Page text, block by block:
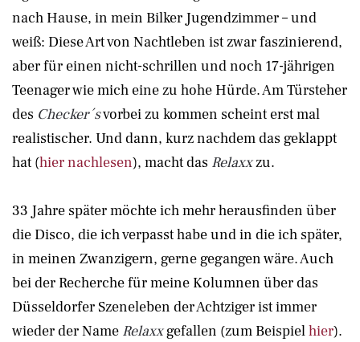
nach Hause, in mein Bilker Jugendzimmer – und
weiß: Diese Art von Nachtleben ist zwar faszinierend,
aber für einen nicht-schrillen und noch 17-jährigen
Teenager wie mich eine zu hohe Hürde. Am Türsteher
des Checker´svorbei zu kommen scheint erst mal
realistischer. Und dann, kurz nachdem das geklappt
hat (hier nachlesen), macht das Relaxxzu.
33 Jahre später möchte ich mehr herausfinden über
die Disco, die ich verpasst habe und in die ich später,
in meinen Zwanzigern, gerne gegangen wäre. Auch
bei der Recherche für meine Kolumnen über das
Düsseldorfer Szeneleben der Achtziger ist immer
wieder der Name Relaxxgefallen (zum Beispielhier).